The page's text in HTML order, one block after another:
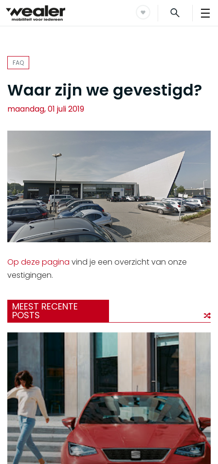
FAQ
Waar zijn we gevestigd?
maandag, 01 juli 2019
Op deze pagina vind je een overzicht van onze
vestigingen.
MEEST RECENTE
POSTS